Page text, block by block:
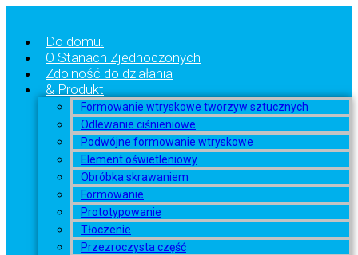
Do domu.
O Stanach Zjednoczonych
Zdolność do działania
& Produkt
Formowanie wtryskowe tworzyw sztucznych
Odlewanie ciśnieniowe
Podwójne formowanie wtryskowe
Element oświetleniowy
Obróbka skrawaniem
Formowanie
Prototypowanie
Tłoczenie
Przezroczysta część